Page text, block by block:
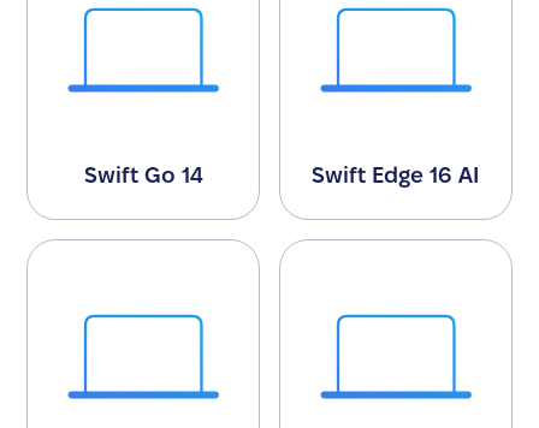
Swift Go 14 Swift Edge 16 AI